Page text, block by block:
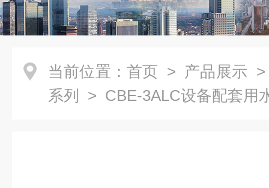
当前位置： 首页 > 产品展示
系列
> CBE-3ALC设备配套用